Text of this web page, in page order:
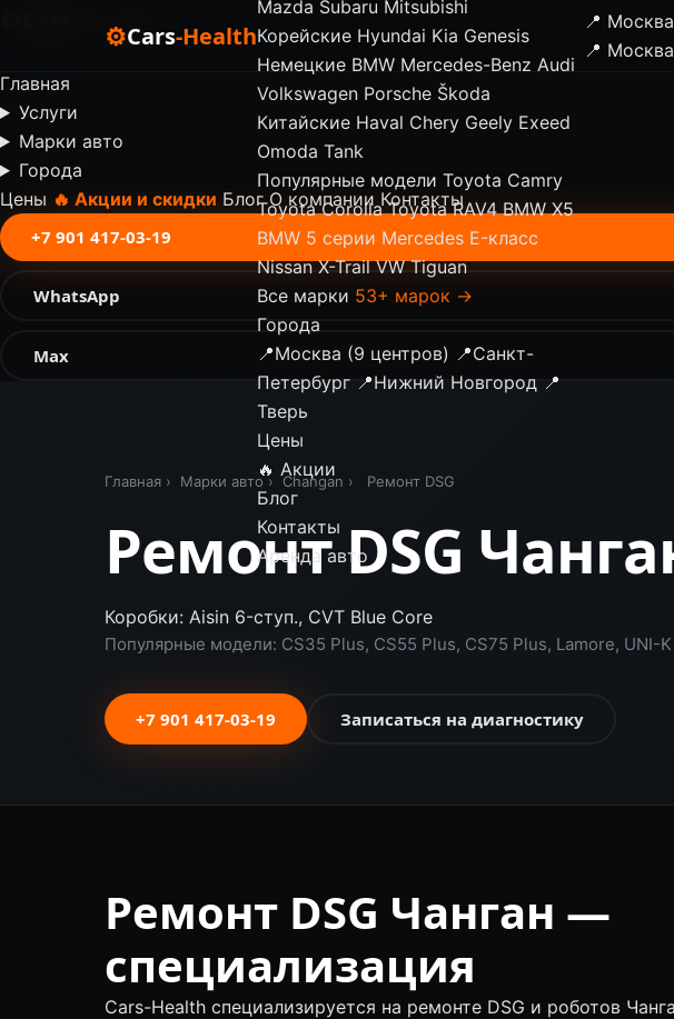
⚙Cars-Health
Mazda Subaru Mitsubishi
Корейские Hyundai Kia Genesis
Немецкие BMW Mercedes-Benz Audi
Volkswagen Porsche Škoda
Китайские Haval Chery Geely Exeed
Omoda Tank
Популярные модели Toyota Camry
Toyota Corolla Toyota RAV4 BMW X5
BMW 5 серии Mercedes E-класс
Nissan X-Trail VW Tiguan
Все марки 53+ марок →
Города
📍Москва (9 центров) 📍Санкт-
Петербург 📍Нижний Новгород 📍
Тверь
Цены
🔥 Акции
Блог
Контакты
Аренда авто
📍 Москва
📍 Москва
-Health
Главная
Услуги
Марки авто
Города
Цены 🔥 Акции и скидки Блог О компании Контакты
+7 901 417-03-19
WhatsApp
Max
Главная › Марки авто › Changan › Ремонт DSG
Ремонт DSG
Коробки: Aisin 6-ступ., CVT Blue Core
Популярные модели: CS35 Plus, CS55 Plus, CS75 Plus, Lamore, UNI-K
+7 901 417-03-19 Записаться на диагностику
Ремонт DSG Чанган —
специализация
Cars-Health специализируется на ремонте DSG и роботов